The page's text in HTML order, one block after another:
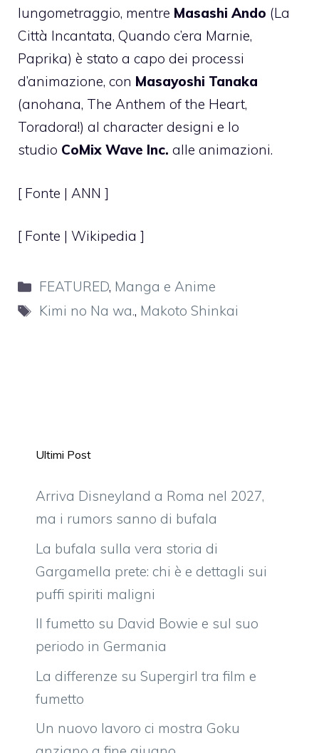
lungometraggio, mentre Masashi Ando (La
Città Incantata, Quando c’era Marnie,
Paprika) è stato a capo dei processi
d’animazione, con Masayoshi Tanaka
(anohana, The Anthem of the Heart,
Toradora!) al character designi e lo
studio CoMix Wave Inc. alle animazioni.
[ Fonte | ANN ]
[ Fonte | Wikipedia ]
Categorie
FEATURED, Manga e Anime
Tag
Kimi no Na wa., Makoto Shinkai
Ultimi Post
Arriva Disneyland a Roma nel 2027,
ma i rumors sanno di bufala
La bufala sulla vera storia di
Gargamella prete: chi è e dettagli sui
puffi spiriti maligni
Il fumetto su David Bowie e sul suo
periodo in Germania
La differenze su Supergirl tra film e
fumetto
Un nuovo lavoro ci mostra Goku